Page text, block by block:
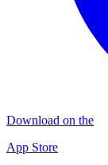
Download on the
App Store